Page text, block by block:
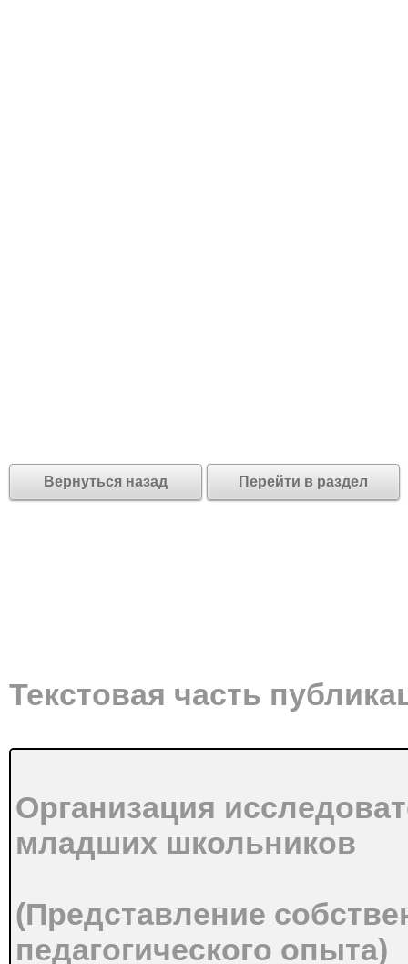
Вернуться назад Перейти в раздел
Текстовая часть
Организация
младших школьников
(Представление
педагогического опыта)